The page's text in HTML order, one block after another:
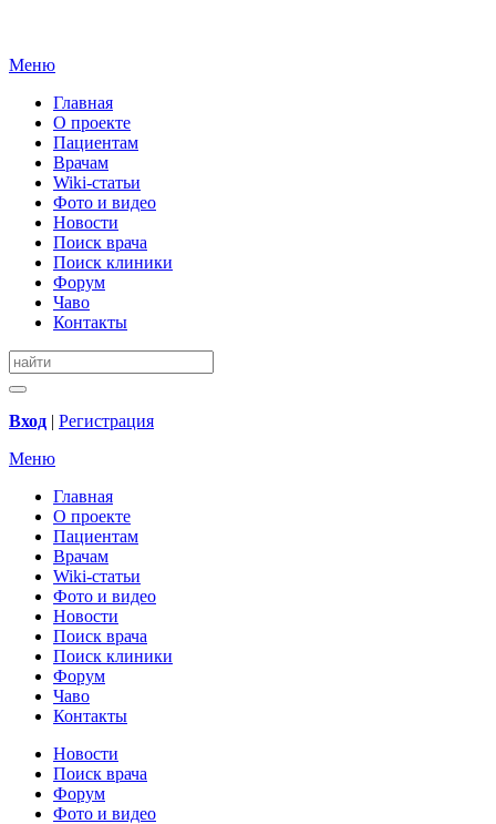
Меню
Главная
О проекте
Пациентам
Врачам
Wiki-статьи
Фото и видео
Новости
Поиск врача
Поиск клиники
Форум
Чаво
Контакты
Вход | Регистрация
Меню
Главная
О проекте
Пациентам
Врачам
Wiki-статьи
Фото и видео
Новости
Поиск врача
Поиск клиники
Форум
Чаво
Контакты
Новости
Поиск врача
Форум
Фото и видео